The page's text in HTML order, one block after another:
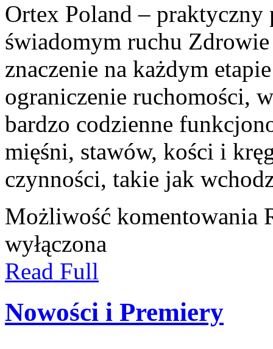
Ortex Poland –
świadomym ruchu
znaczenie na każdym
ograniczenie ruchomości,
bardzo codzienne
mięśni, stawów, kości i
czynności, takie jak
Możliwość komentowania
wyłączona
Read Full
Nowości i Premiery